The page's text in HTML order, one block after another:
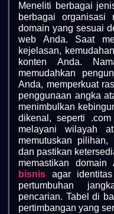
Meneliti berbagai
berbagai organisasi
domain yang sesuai
web Anda. Saat
kejelasan,
konten Anda.
memudahkan
Anda, memperkuat
penggunaan angka
menimbulkan
dikenal, seperti
melayani wilayah
memutuskan
dan pastikan
memastikan
bisnis agar
pertumbuhan
pencarian. Tabel di
pertimbangan yang